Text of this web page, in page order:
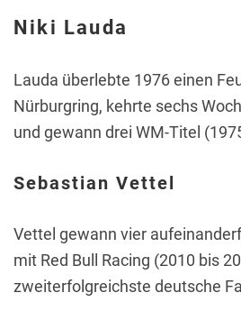
Niki Lauda
Lauda überlebte 1976 einen
Nürburgring, kehrte sechs
und gewann drei WM-Titel
Sebastian Vettel
Vettel gewann vier
mit Red Bull Racing (2010 bis
zweiterfolgreichste deutsche